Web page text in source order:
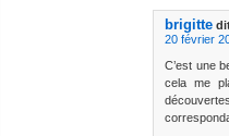
brigitte
20 février
C’est une
cela me